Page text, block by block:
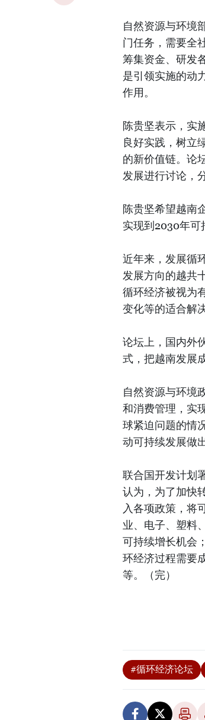
自然资源与环境
门任务，需要全
筹集资金、研发
是引领实施的动
作用。
陈贵坚表示，实
良好实践，树立
的新价值链。论
发展进行讨论，
陈贵坚希望越南
实现到2030年可
近年来，发展循
发展方向的越共
循环经济被视为
变化等的适合解
论坛上，国内外
式，把越南发展
自然资源与环境
和消费管理，实
球紧迫问题的情
动可持续发展做
联合国开发计划
认为，为了加快
入各项政策，将
业、电子、塑料
可持续增长机会
环经济过程需要
等。（完）
#循环经济论坛